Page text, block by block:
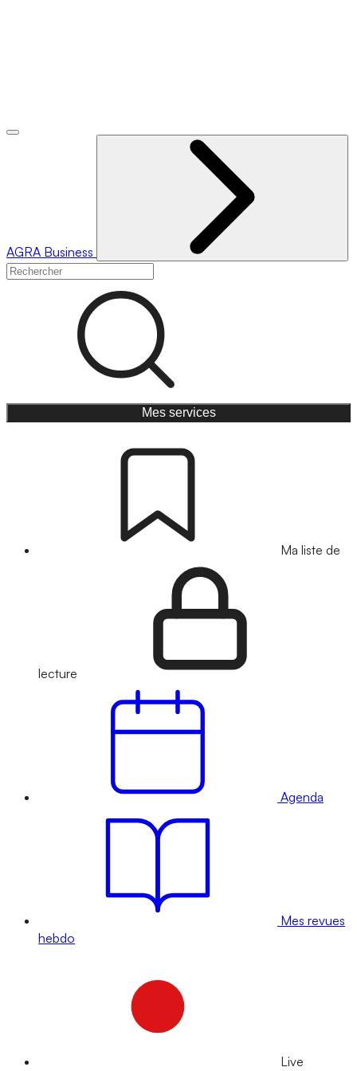
AGRA Business
Mes services
Ma liste de
lecture
Agenda
Mes revues
hebdo
Live